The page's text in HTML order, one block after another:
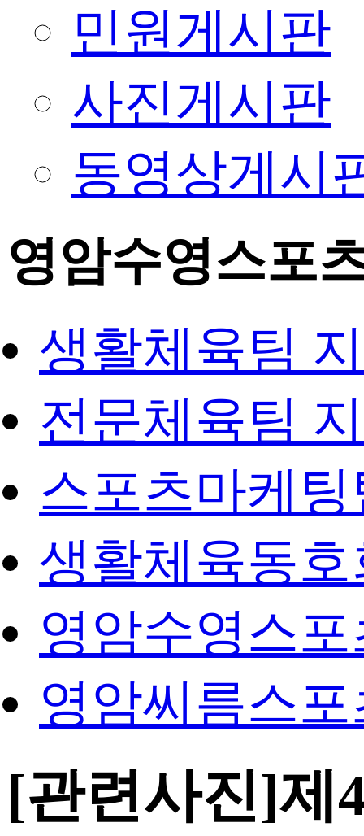
민원게시판
사진게시판
동영상게시
영암수영스포
생활체육팀
전문체육팀
스포츠마케
생활체육동
영암수영스
영암씨름스
[관련사진]제